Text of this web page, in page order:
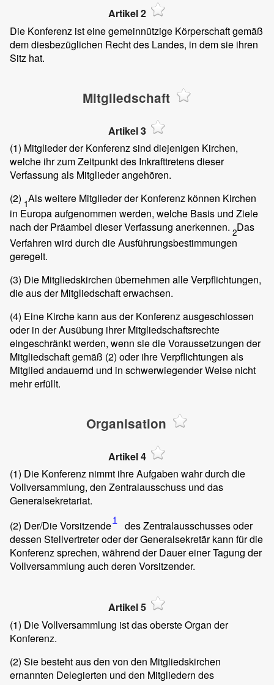
Artikel 2
Die Konferenz ist eine gemeinnützige Körperschaft gemäß
dem diesbezüglichen Recht des Landes, in dem sie ihren
Sitz hat.
Mitgliedschaft
Artikel 3
(1) Mitglieder der Konferenz sind diejenigen Kirchen,
welche ihr zum Zeitpunkt des Inkrafttretens dieser
Verfassung als Mitglieder angehören.
(2) 1Als weitere Mitglieder der Konferenz können Kirchen
in Europa aufgenommen werden, welche Basis und Ziele
nach der Präambel dieser Verfassung anerkennen. 2Das
Verfahren wird durch die Ausführungsbestimmungen
geregelt.
(3) Die Mitgliedskirchen übernehmen alle Verpflichtungen,
die aus der Mitgliedschaft erwachsen.
(4) Eine Kirche kann aus der Konferenz ausgeschlossen
oder in der Ausübung ihrer Mitgliedschaftsrechte
eingeschränkt werden, wenn sie die Voraussetzungen der
Mitgliedschaft gemäß (2) oder ihre Verpflichtungen als
Mitglied andauernd und in schwerwiegender Weise nicht
mehr erfüllt.
Organisation
Artikel 4
(1) Die Konferenz nimmt ihre Aufgaben wahr durch die
Vollversammlung, den Zentralausschuss und das
Generalsekretariat.
(2) Der/Die Vorsitzende1
des Zentralausschusses oder
dessen Stellvertreter oder der Generalsekretär kann für die
Konferenz sprechen, während der Dauer einer Tagung der
Vollversammlung auch deren Vorsitzender.
Artikel 5
(1) Die Vollversammlung ist das oberste Organ der
Konferenz.
(2) Sie besteht aus den von den Mitgliedskirchen
ernannten Delegierten und den Mitgliedern des